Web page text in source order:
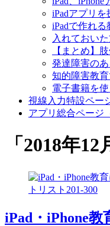
iPadアプリを
iPadで作れ
入れておい
【まとめ】
発達障害のあ
知的障害教
電子書籍を
視線入力特設ペー
アプリ総合ページ
「 2018年12
iPad・iPhone